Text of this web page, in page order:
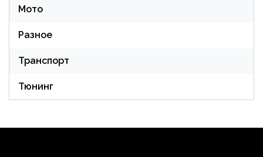
Мото
Разное
Транспорт
Тюнинг